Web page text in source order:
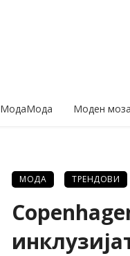
МодаМода Моден
МОДА ТРЕНДОВИ